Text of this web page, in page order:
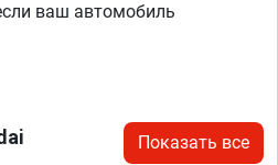
ваш автомобиль
Показать все